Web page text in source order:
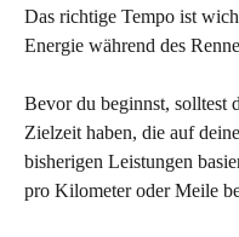
Das richtige Tempo ist
Energie während des
Bevor du beginnst, solltest
Zielzeit haben, die auf
bisherigen Leistungen
pro Kilometer oder Meile